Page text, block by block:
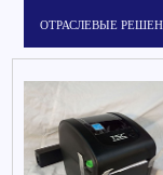
ОТРАСЛЕВЫЕ